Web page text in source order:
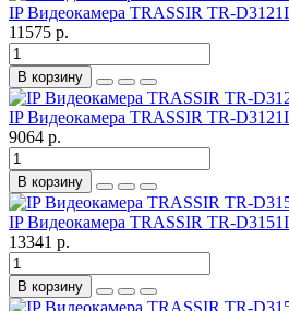
IP Видеокамера TRASSIR TR-
11575 р.
В корзину
IP Видеокамера TRASSIR TR-
9064 р.
В корзину
IP Видеокамера TRASSIR TR-
13341 р.
В корзину